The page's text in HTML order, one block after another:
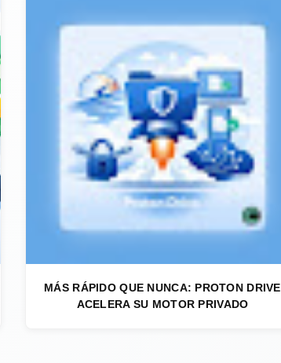
MÁS RÁPIDO QUE NUNCA: PROTON DRIVE
ACELERA SU MOTOR PRIVADO